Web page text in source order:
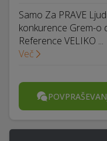
Samo Za PRAVE
konkurence Grem-o
Reference VELIKO ...
Več